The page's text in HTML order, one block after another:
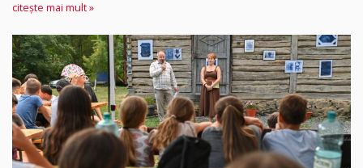
citește mai mult »